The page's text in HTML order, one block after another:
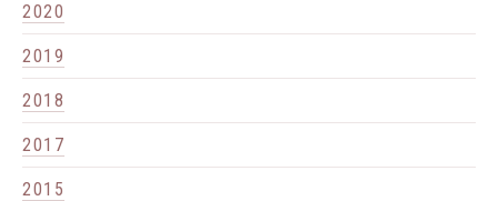
2020
2019
2018
2017
2015